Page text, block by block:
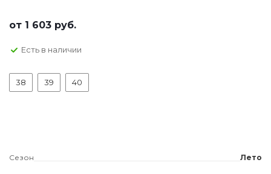
от 1 603 руб.
Есть в наличии
38 39 40
Сезон Лето